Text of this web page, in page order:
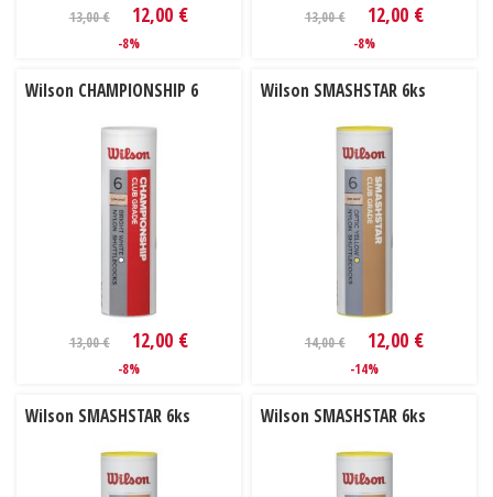
13,00 € 12,00 €
-8%
13,00 € 12,00 €
-8%
Wilson CHAMPIONSHIP 6
13,00 € 12,00 €
-8%
Wilson SMASHSTAR 6ks
14,00 € 12,00 €
-14%
Wilson SMASHSTAR 6ks Wilson SMASHSTAR 6ks